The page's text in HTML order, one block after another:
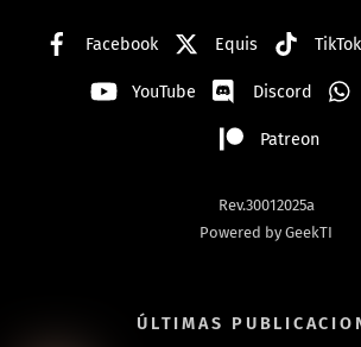
Facebook Equis TikTok
YouTube Discord
Patreon
Rev.30012025a
Powered by GeekTI
ÚLTIMAS